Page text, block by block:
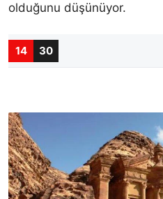
olduğunu düşünüyor.
14 30